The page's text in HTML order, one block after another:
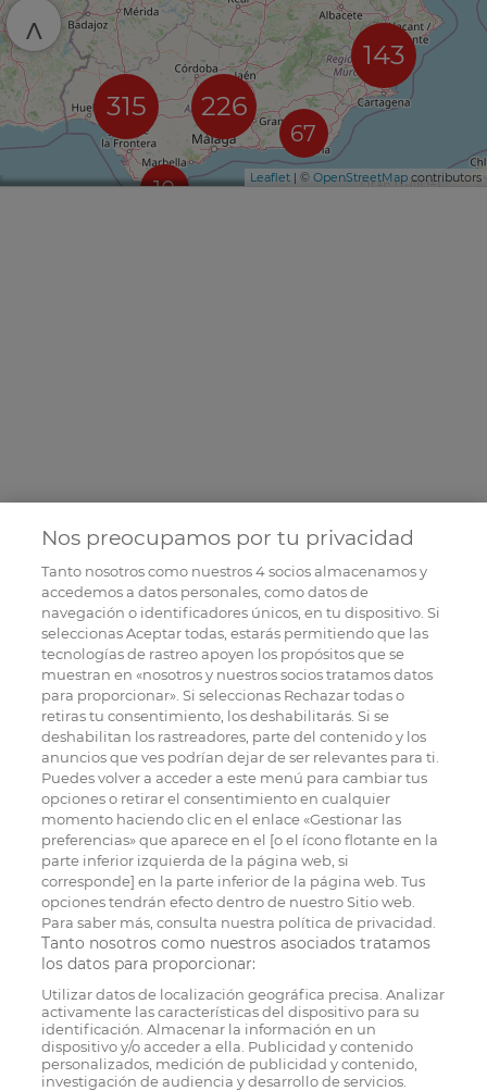
10
226
315
67
143
Leaflet | © OpenStreetMap contributors
^
Nos preocupamos por tu privacidad
Tanto nosotros como nuestros4socios almacenamos y
accedemos a datos personales, como datos de
navegación o identificadores únicos, en tu dispositivo. Si
seleccionas Aceptar todas, estarás permitiendo que las
tecnologías de rastreo apoyen los propósitos que se
muestran en «nosotros y nuestros socios tratamos datos
para proporcionar». Si seleccionas Rechazar todas o
retiras tu consentimiento, los deshabilitarás. Si se
deshabilitan los rastreadores, parte del contenido y los
anuncios que ves podrían dejar de ser relevantes para ti.
Puedes volver a acceder a este menú para cambiar tus
opciones o retirar el consentimiento en cualquier
momento haciendo clic en el enlace «Gestionar las
preferencias» que aparece en el [o el ícono flotante en la
parte inferior izquierda de la página web, si
corresponde] en la parte inferior de la página web. Tus
opciones tendrán efecto dentro de nuestro Sitio web.
Para saber más, consulta nuestra política de privacidad.
Tanto nosotros como nuestros asociados tratamos
los datos para proporcionar:
Utilizar datos de localización geográfica precisa. Analizar
activamente las características del dispositivo para su
identificación. Almacenar la información en un
dispositivo y/o acceder a ella. Publicidad y contenido
personalizados, medición de publicidad y contenido,
investigación de audiencia y desarrollo de servicios.